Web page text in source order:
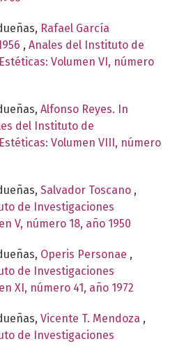
Rafael García
, Anales del Instituto de
Volumen VI, número
Alfonso Reyes. In
del Instituto de
Volumen VIII, número
Salvador Toscano ,
de Investigaciones
V, número 18, año 1950
Operis Personae ,
de Investigaciones
XI, número 41, año 1972
Vicente T. Mendoza ,
de Investigaciones